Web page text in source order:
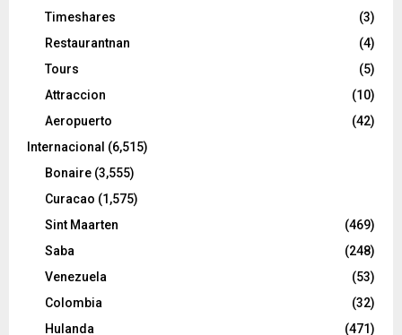
Timeshares
(3)
Restaurantnan
(4)
Tours
(5)
Attraccion
(10)
Aeropuerto
(42)
Internacional (6,515)
Bonaire (3,555)
Curacao (1,575)
Sint Maarten
(469)
Saba
(248)
Venezuela
(53)
Colombia
(32)
Hulanda
(471)